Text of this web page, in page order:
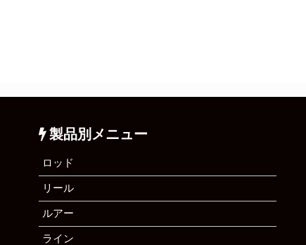
製品別メニュー
ロッド
リール
ルアー
ライン